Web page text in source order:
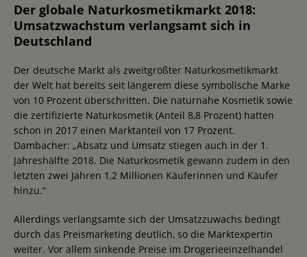
Der globale Naturkosmetikmarkt 2018:
Umsatzwachstum verlangsamt sich in
Deutschland
Der deutsche Markt als zweitgrößter Naturkosmetikmarkt
der Welt hat bereits seit längerem diese symbolische Marke
von 10 Prozent überschritten. Die naturnahe Kosmetik sowie
die zertifizierte Naturkosmetik (Anteil 8,8 Prozent) hatten
schon in 2017 einen Marktanteil von 17 Prozent.
Dambacher: „Absatz und Umsatz stiegen auch in der 1.
Jahreshälfte 2018. Die Naturkosmetik gewann zudem in den
letzten zwei Jahren 1,2 Millionen Käuferinnen und Käufer
hinzu.“
Allerdings verlangsamte sich der Umsatzzuwachs bedingt
durch das Preismarketing deutlich, so die Marktexpertin
weiter. Vor allem sinkende Preise im Drogerieeinzelhandel